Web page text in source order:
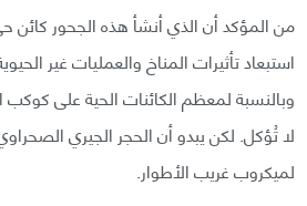
من المؤكد أن الذي أنشأ هذه الجحور كائن
استبعاد تأثيرات المناخ والعمليات غير
وبالنسبة لمعظم الكائنات الحية على
لا تُؤكل. لكن يبدو أن الحجر الجيري
لميكروب غريب الأطوار.